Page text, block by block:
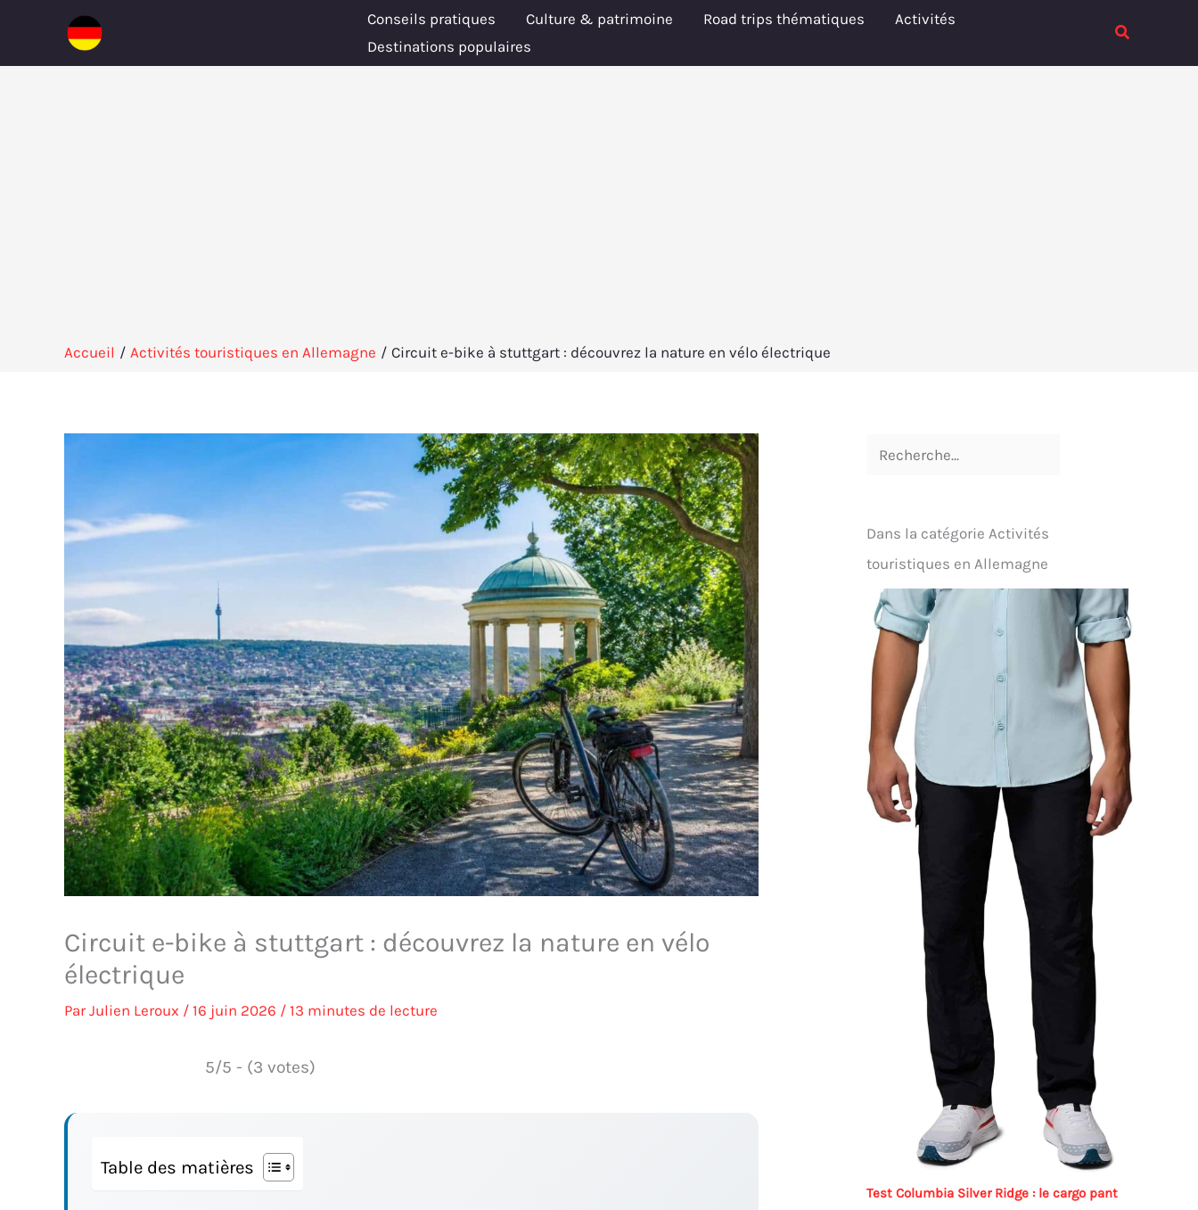
contenu
Conseils pratiques Culture & patrimoine Road trips thématiques
Activités
Destinations populaires
Rechercher
Accueil Activités touristiques en Allemagne Circuit e-bike à stuttgart : découvrez la nature en vélo électrique
Circuit e-bike à stuttgart : découvrez la nature en vélo
électrique
ParJulien Leroux / 16 juin 2026 / 13 minutes de lecture
5/5 - (3 votes)
Table des matières
Rechercher
Dans la catégorie Activités
touristiques en Allemagne
Test Columbia Silver Ridge : le cargo pant